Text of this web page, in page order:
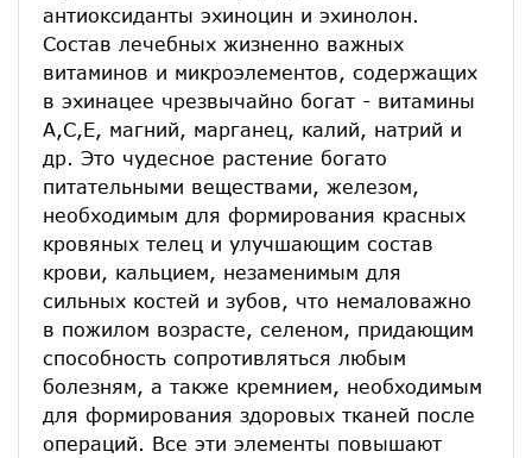
антиоксиданты эхиноцин и эхинолон.
Состав лечебных жизненно важных
витаминов и микроэлементов, содержащих
в эхинацее чрезвычайно богат - витамины
А,С,Е, магний, марганец, калий, натрий и
др. Это чудесное растение богато
питательными веществами, железом,
необходимым для формирования красных
кровяных телец и улучшающим состав
крови, кальцием, незаменимым для
сильных костей и зубов, что немаловажно
в пожилом возрасте, селеном, придающим
способность сопротивляться любым
болезням, а также кремнием, необходимым
для формирования здоровых тканей после
операций. Все эти элементы повышают